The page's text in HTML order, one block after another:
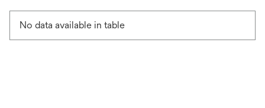
No data available in table